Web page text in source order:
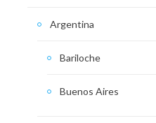
Argentina
Bariloche
Buenos Aires